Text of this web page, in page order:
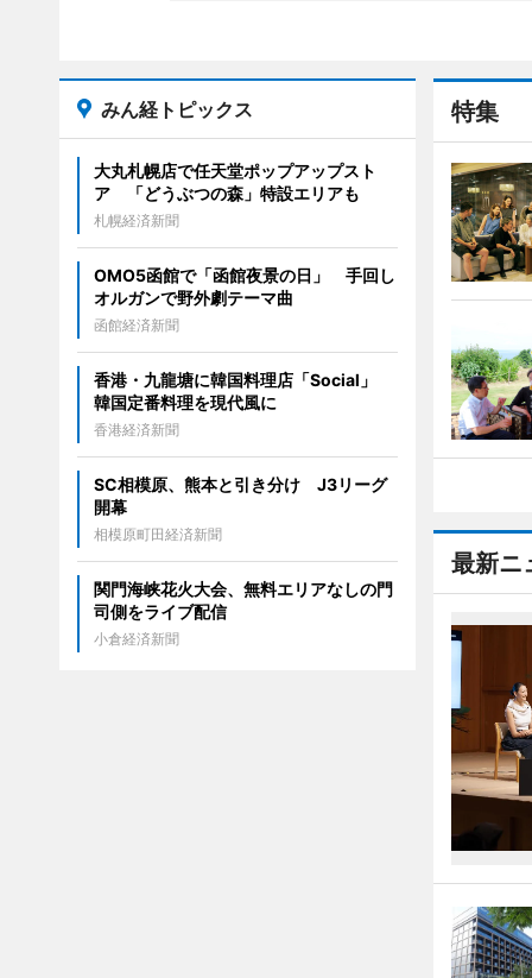
特集
最新ニ
みん経トピックス
大丸札幌店で任天堂ポップアップスト
ア 「どうぶつの森」特設エリアも
札幌経済新聞
OMO5函館で「函館夜景の日」 手回し
オルガンで野外劇テーマ曲
函館経済新聞
香港・九龍塘に韓国料理店「Social」
韓国定番料理を現代風に
香港経済新聞
SC相模原、熊本と引き分け J3リーグ
開幕
相模原町田経済新聞
関門海峡花火大会、無料エリアなしの門
司側をライブ配信
小倉経済新聞